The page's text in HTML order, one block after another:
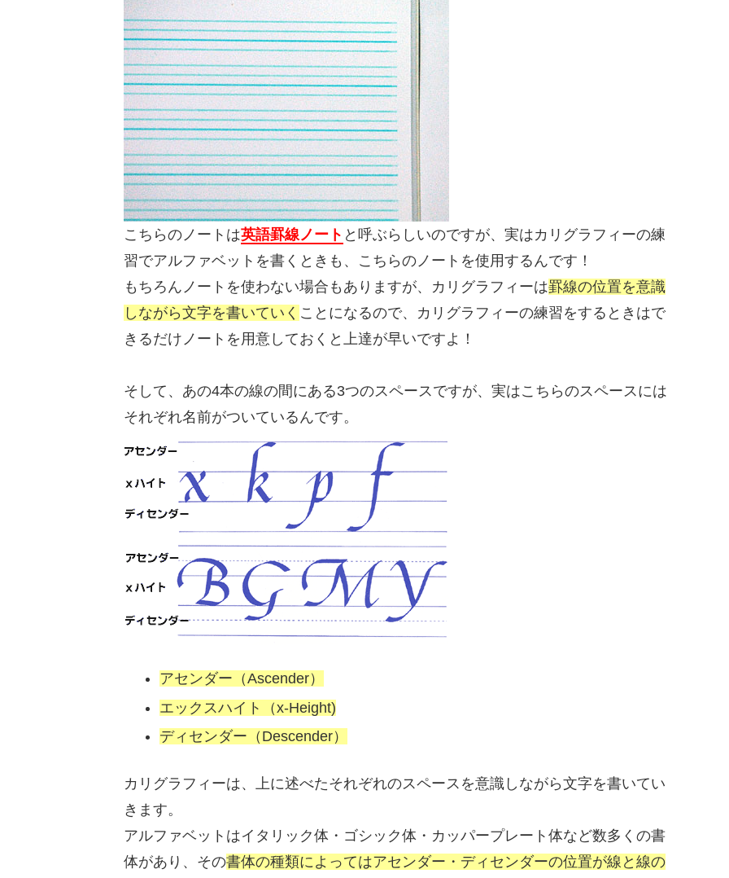
こちらのノートは英語罫線ノート と呼ぶらしいのですが、実はカリグラフィーの練
習でアルファベットを書くときも、こちらのノートを使用するんです！
もちろんノートを使わない場合もありますが、カリグラフィーは罫線の位置を意識
しながら文字を書いていく ことになるので、カリグラフィーの練習をするときはで
きるだけノートを用意しておくと上達が早いですよ！
そして、あの4本の線の間にある3つのスペースですが、実はこちらのスペースには
それぞれ名前がついているんです。
アセンダー（Ascender）
エックスハイト（x-Height)
ディセンダー（Descender）
カリグラフィーは、上に述べたそれぞれのスペースを意識しながら文字を書いてい
きます。
アルファベットはイタリック体・ゴシック体・カッパープレート体など数多くの書
体があり、その書体の種類によってはアセンダー・ディセンダーの位置が線と線の